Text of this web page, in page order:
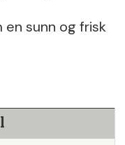
en sunn og frisk